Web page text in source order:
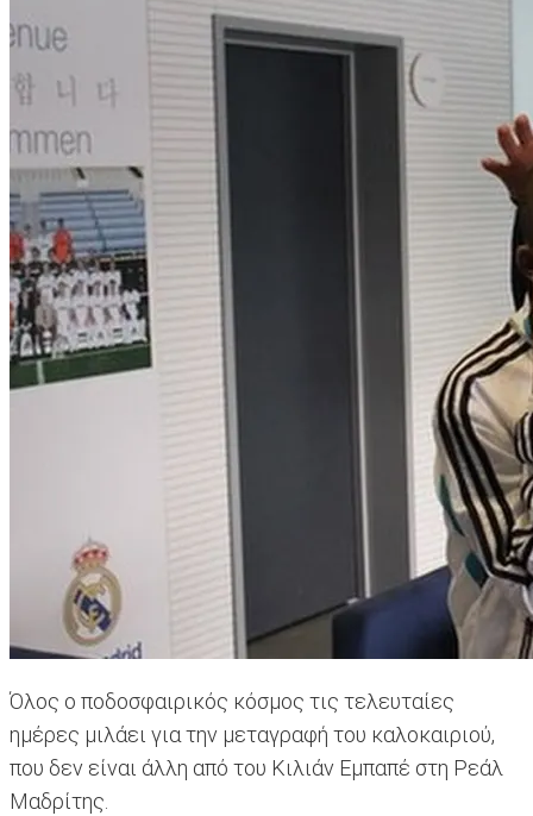
Όλος ο ποδοσφαιρικός κόσμος τις τελευταίες
ημέρες μιλάει για την μεταγραφή του καλοκαιριού,
που δεν είναι άλλη από του Κιλιάν Εμπαπέ στη Ρεάλ
Μαδρίτης.